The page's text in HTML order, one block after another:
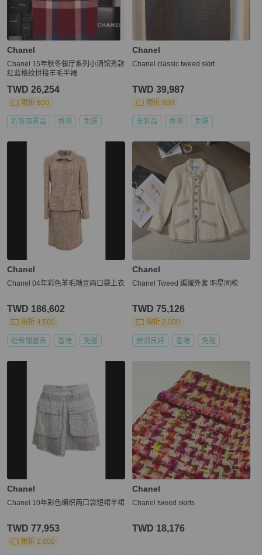
Chanel
Chanel 15年秋冬餐厅系列小酒馆秀款
红蓝格纹拼接羊毛半裙
TWD 26,254
現折 800
近新閒置品 香港 免運
Chanel
Chanel classic tweed skirt
TWD 39,987
現折 800
全新品 香港 免運
Chanel
Chanel 04年彩色羊毛糖豆两口袋上衣
TWD 186,602
現折 4,500
近新閒置品 香港 免運
Chanel
Chanel Tweed 編織外套 明星同款
TWD 75,126
現折 2,000
狀況良好 香港 免運
Chanel
Chanel 10年彩色编织两口袋短裙半裙
TWD 77,953
現折 2,000
Chanel
Chanel tweed skirts
TWD 18,176